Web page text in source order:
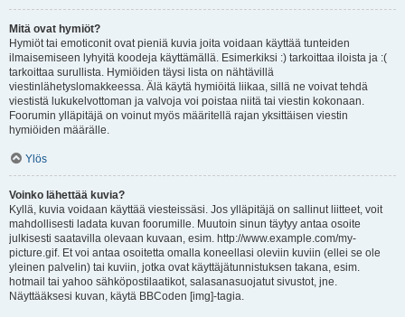
Mitä ovat hymiöt?
Hymiöt tai emoticonit ovat pieniä kuvia joita voidaan käyttää tunteiden
ilmaisemiseen lyhyitä koodeja käyttämällä. Esimerkiksi :) tarkoittaa iloista ja :(
tarkoittaa surullista. Hymiöiden täysi lista on nähtävillä
viestinlähetyslomakkeessa. Älä käytä hymiöitä liikaa, sillä ne voivat tehdä
viestistä lukukelvottoman ja valvoja voi poistaa niitä tai viestin kokonaan.
Foorumin ylläpitäjä on voinut myös määritellä rajan yksittäisen viestin
hymiöiden määrälle.
Ylös
Voinko lähettää kuvia?
Kyllä, kuvia voidaan käyttää viesteissäsi. Jos ylläpitäjä on sallinut liitteet, voit
mahdollisesti ladata kuvan foorumille. Muutoin sinun täytyy antaa osoite
julkisesti saatavilla olevaan kuvaan, esim. http://www.example.com/my-
picture.gif. Et voi antaa osoitetta omalla koneellasi oleviin kuviin (ellei se ole
yleinen palvelin) tai kuviin, jotka ovat käyttäjätunnistuksen takana, esim.
hotmail tai yahoo sähköpostilaatikot, salasanasuojatut sivustot, jne.
Näyttääksesi kuvan, käytä BBCoden [img]-tagia.